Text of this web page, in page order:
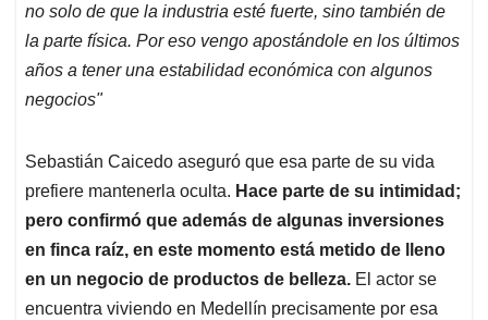
no solo de que la industria esté fuerte, sino también de
la parte física. Por eso vengo apostándole en los últimos
años a tener una estabilidad económica con algunos
negocios"
Sebastián Caicedo aseguró que esa parte de su vida
prefiere mantenerla oculta. Hace parte de su intimidad;
pero confirmó que además de algunas inversiones
en finca raíz, en este momento está metido de lleno
en un negocio de productos de belleza. El actor se
encuentra viviendo en Medellín precisamente por esa